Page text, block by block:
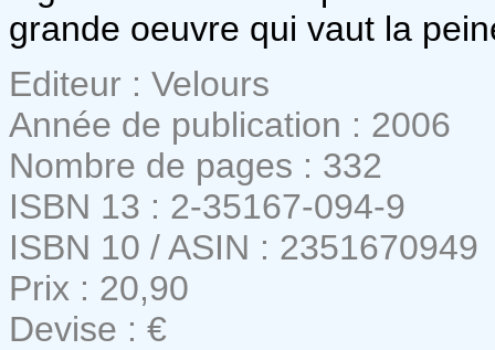
grande oeuvre qui vaut la
Editeur : Velours
Année de publication : 2006
Nombre de pages : 332
ISBN 13 : 2-35167-094-9
ISBN 10 / ASIN : 2351670949
Prix : 20,90
Devise : €